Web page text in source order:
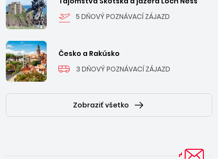
5 DŇOVÝ POZNÁVACÍ ZÁJAZD
Česko a Rakúsko
3 DŇOVÝ POZNÁVACÍ ZÁJAZD
Zobraziť všetko